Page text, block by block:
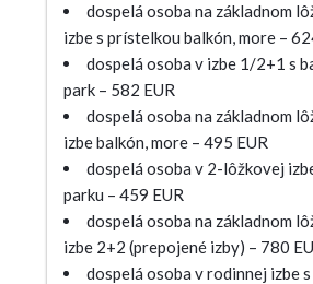
dospelá osoba na základnom
izbe s prístelkou balkón, more –
dospelá osoba v izbe 1/2+1 s
park – 582 EUR
dospelá osoba na základnom
izbe balkón, more – 495 EUR
dospelá osoba v 2-lôžkovej
parku – 459 EUR
dospelá osoba na základnom
izbe 2+2 (prepojené izby) – 780
dospelá osoba v rodinnej izbe